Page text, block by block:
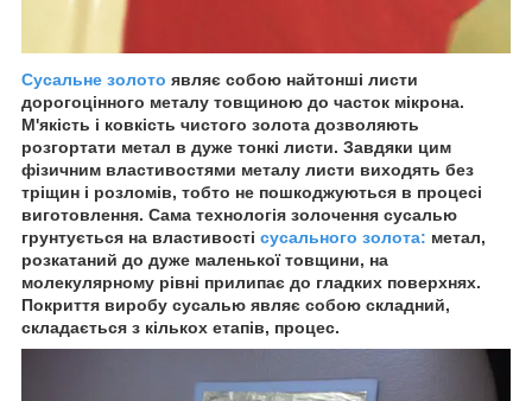
Сусальне золото являє собою найтонші листи
дорогоцінного металу товщиною до часток мікрона.
М'якість і ковкість чистого золота дозволяють
розгортати метал в дуже тонкі листи. Завдяки цим
фізичним властивостями металу листи виходять без
тріщин і розломів, тобто не пошкоджуються в процесі
виготовлення. Сама технологія золочення сусалью
грунтується на властивості сусального золота: метал,
розкатаний до дуже маленької товщини, на
молекулярному рівні прилипає до гладких поверхнях.
Покриття виробу сусалью являє собою складний,
складається з кількох етапів, процес.